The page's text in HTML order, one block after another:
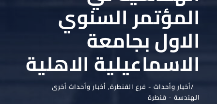
المؤتمر السنوي
الاول بجامعة
الاسماعيلية الاهلية
أخبار وأحداث - فرع القنطرة, أخبار وأحداث أخرى
الهندسة - قنطرة